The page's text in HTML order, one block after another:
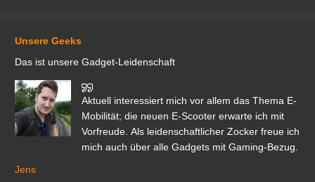
Unsere Geeks
Das ist unsere Gadget-Leidenschaft
Aktuell interessiert mich vor allem das Thema E-
Mobilität; die neuen E-Scooter erwarte ich mit
Vorfreude. Als leidenschaftlicher Zocker freue ich
mich auch über alle Gadgets mit Gaming-Bezug.
Jens